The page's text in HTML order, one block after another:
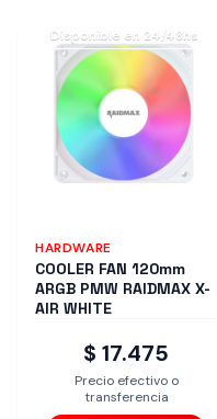
Disponible en 24/48hs
HARDWARE
COOLER FAN 120mm
ARGB PMW RAIDMAX X-
AIR WHITE
$ 17.475
Precio efectivo o
transferencia